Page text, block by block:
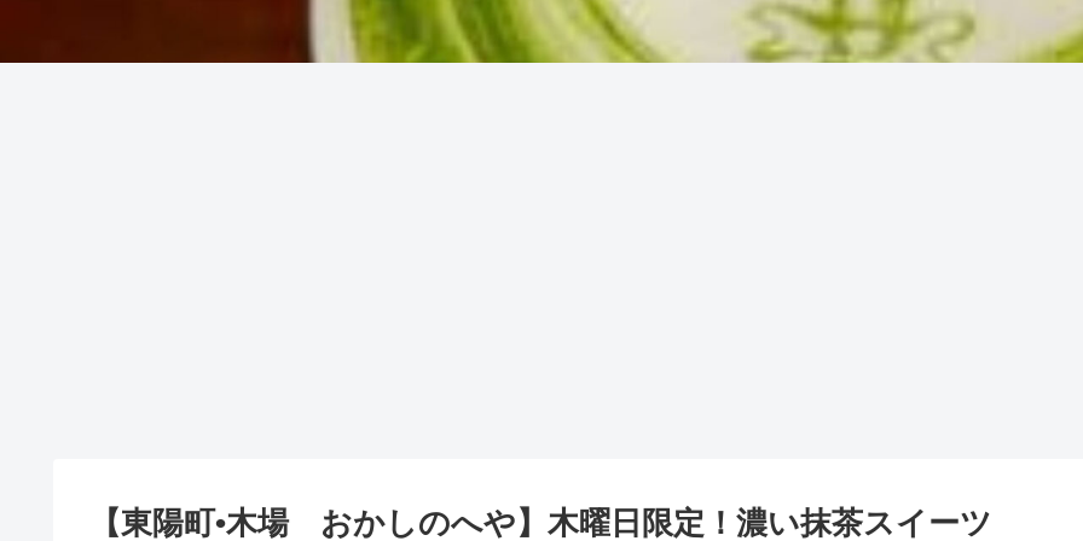
【東陽町•木場 おかしのへや】木曜日限定！濃い抹茶スイーツ